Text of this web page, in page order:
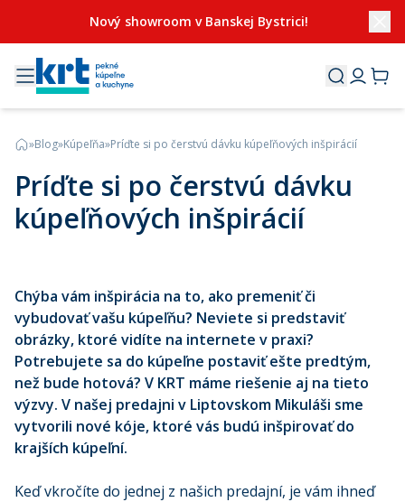
Nový showroom v Banskej Bystrici!
»Blog»Kúpeľňa»Príďte si po čerstvú dávku kúpeľňových inšpirácií
Príďte si po čerstvú dávku
kúpeľňových inšpirácií
Chýba vám inšpirácia na to, ako premeniť či
vybudovať vašu kúpeľňu? Neviete si predstaviť
obrázky, ktoré vidíte na internete v praxi?
Potrebujete sa do kúpeľne postaviť ešte predtým,
než bude hotová? V KRT máme riešenie aj na tieto
výzvy. V našej predajni v Liptovskom Mikuláši sme
vytvorili nové kóje, ktoré vás budú inšpirovať do
krajších kúpeľní.
Keď vkročíte do jednej z našich predajní, je vám ihneď